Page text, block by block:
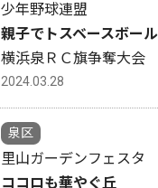
少年野球連盟
親子でトスベースボール
横浜泉ＲＣ旗争奪大会
2024.03.28
泉区
里山ガーデンフェスタ
ココロも華やぐ丘